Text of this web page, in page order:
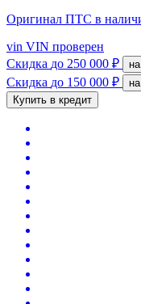
Оригинал ПТС в
vin VIN проверен
Скидка до 250 000 ₽
Скидка до 150 000 ₽
Купить в кредит